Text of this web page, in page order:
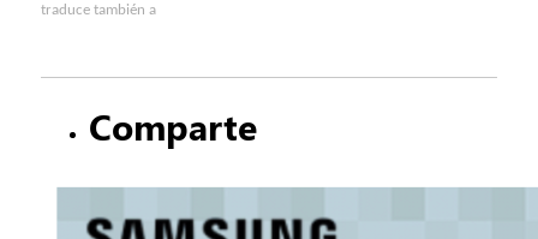
traduce también a
Comparte